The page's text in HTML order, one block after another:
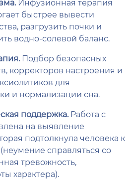
Инфузионная терапия
быстрее вывести
разгрузить почки и
водно-солевой баланс.
Подбор безопасных
корректоров настроения и
для
и нормализации сна.
поддержка.Работа с
на выявление
подтолкнула человека к
справляться со
тревожность,
характера).